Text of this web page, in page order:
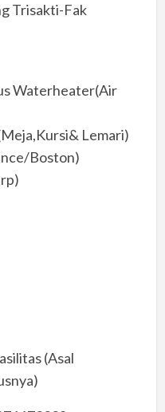
Trisakti-Fak
Waterheater(Air
Lemari)
Boston)
(Asal